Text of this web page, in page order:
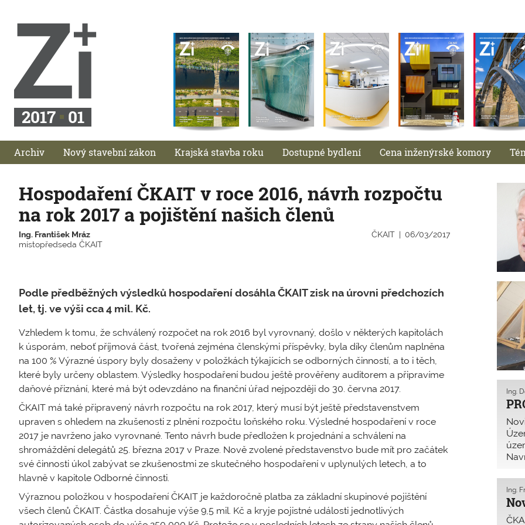
2017 01
Archiv Nový stavební zákon Krajská stavba roku Dostupné bydlení Cena inženýrské komory
Hospodaření ČKAIT v roce 2016, návrh rozpočtu
na rok 2017 a pojištění našich členů
Ing. František Mráz
místopředseda ČKAIT
06/03/2017
ČKAIT
Podle předběžných výsledků hospodaření dosáhla ČKAIT zisk na úrovni předchozích
let, tj. ve výši cca 4 mil. Kč.
Vzhledem k tomu, že schválený rozpočet na rok 2016 byl vyrovnaný, došlo v některých kapitolách
k úsporám, neboť příjmová část, tvořená zejména členskými příspěvky, byla díky členům naplněna
na 100 % Výrazné úspory byly dosaženy v položkách týkajících se odborných činností, a to i těch,
které byly určeny oblastem. Výsledky hospodaření budou ještě prověřeny auditorem a připravíme
daňové přiznání, které má být odevzdáno na finanční úřad nejpozději do 30. června 2017.
ČKAIT má také připravený návrh rozpočtu na rok 2017, který musí být ještě představenstvem
upraven s ohledem na zkušenosti z plnění rozpočtu loňského roku. Výsledné hospodaření v roce
2017 je navrženo jako vyrovnané. Tento návrh bude předložen k projednání a schválení na
shromáždění delegátů 25. března 2017 v Praze. Nově zvolené představenstvo bude mít pro začátek
své činnosti úkol zabývat se zkušenostmi ze skutečného hospodaření v uplynulých letech, a to
hlavně v kapitole Odborné činnosti.
Výraznou položkou v hospodaření ČKAIT je každoročně platba za základní skupinové pojištění
všech členů ČKAIT. Částka dosahuje výše 9,5 mil. Kč a kryje pojistné události jednotlivých
Ing.
Ing.